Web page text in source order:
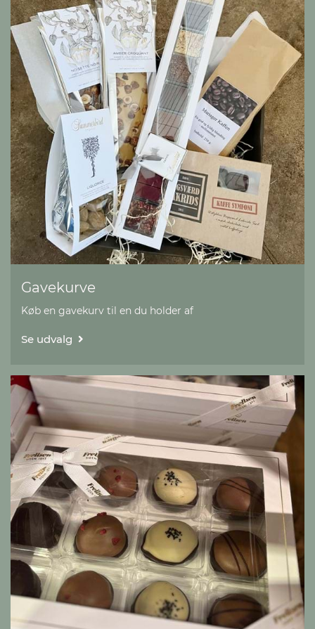
Gavekurve
Køb en gavekurv til en du holder af
Se udvalg